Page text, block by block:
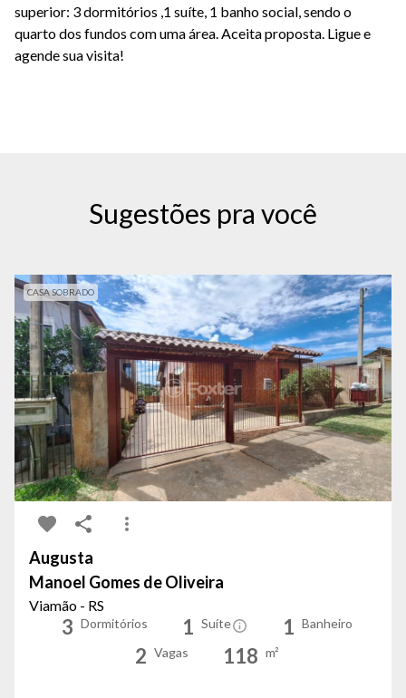
superior: 3 dormitórios ,1 suíte, 1 banho social, sendo o
quarto dos fundos com uma área. Aceita proposta. Ligue e
agende sua visita!
Sugestões pra você
CASA SOBRADO
Augusta
Manoel Gomes de Oliveira
Viamão - RS
3 Dormitórios 1 Suíte 1 Banheiro
2 Vagas 118 m²